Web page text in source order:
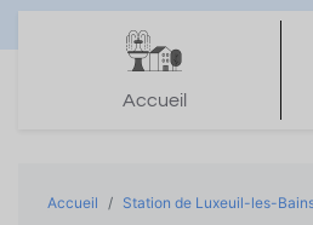
Accueil
Accueil Station de Luxeuil-les-